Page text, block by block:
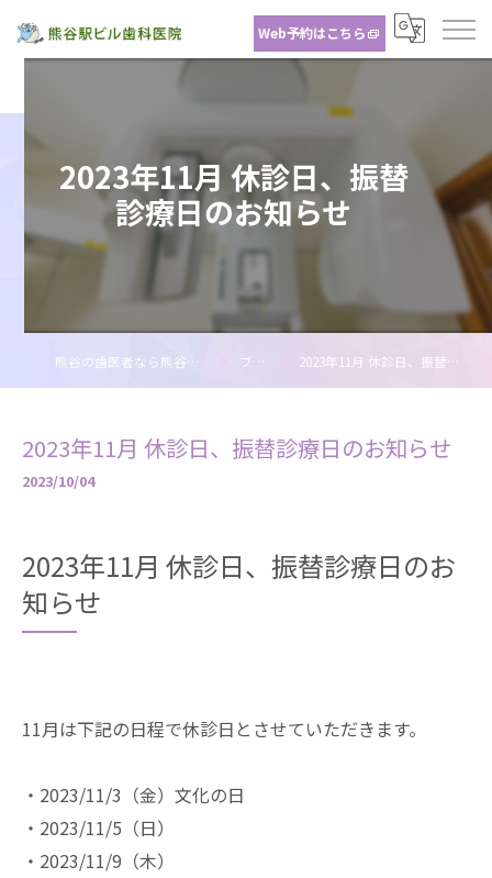
Web予約はこちら
2023年11月 休診日、振替
診療日のお知らせ
熊谷の歯医者なら熊谷駅ビル歯科医院 ブログ 2023年11月 休診日、振替診療日のお知らせ
2023年11月 休診日、振替診療日のお知らせ
2023/10/04
2023年11月 休診日、振替診療日のお
知らせ
11月は下記の日程で休診日とさせていただきます。
・2023/11/3（金）文化の日
・2023/11/5（日）
・2023/11/9（木）